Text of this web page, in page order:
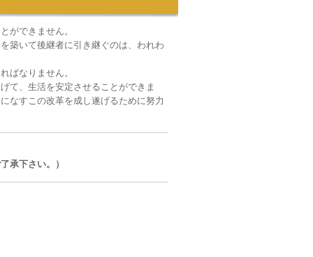
ができません。
築いて後継者に引き継ぐのは、われわ
ばなりません。
て、生活を安定させることができま
なすこの改革を成し遂げるために努力
承下さい。）